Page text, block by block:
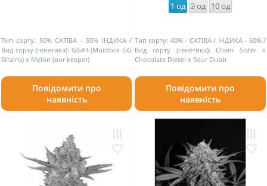
Тип сорту: 50% САТІВА - 50% ІНДИКА
Вид сорту (генетика): GG#4 (Murdock GG
Strains) x Melon (our keeper)
Повідомити про
наявність
1 од 3 од 10 од
Тип сорту: 40% - САТІВА / ІНДИКА - 60%
Вид сорту (генетика):
Chem Sister x
Chocolate Diesel x Sour Dubb
Повідомити про
наявність